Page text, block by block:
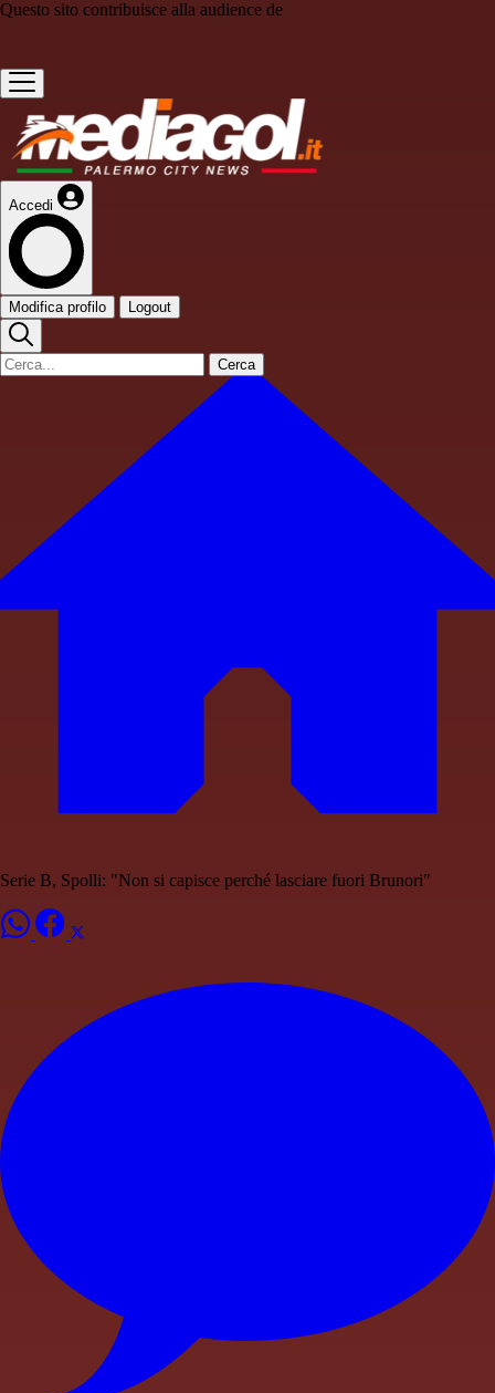
Questo sito contribuisce alla audience de
Accedi
Modifica profilo Logout
Cerca
Serie B, Spolli: "Non si capisce perché lasciare fuori Brunori"